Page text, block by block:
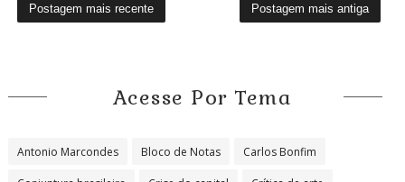
Postagem mais recente Postagem mais antiga
Acesse Por Tema
Antonio Marcondes Bloco de Notas Carlos Bonfim